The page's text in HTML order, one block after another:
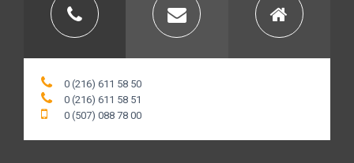
0 (216) 611 58 50
0 (216) 611 58 51